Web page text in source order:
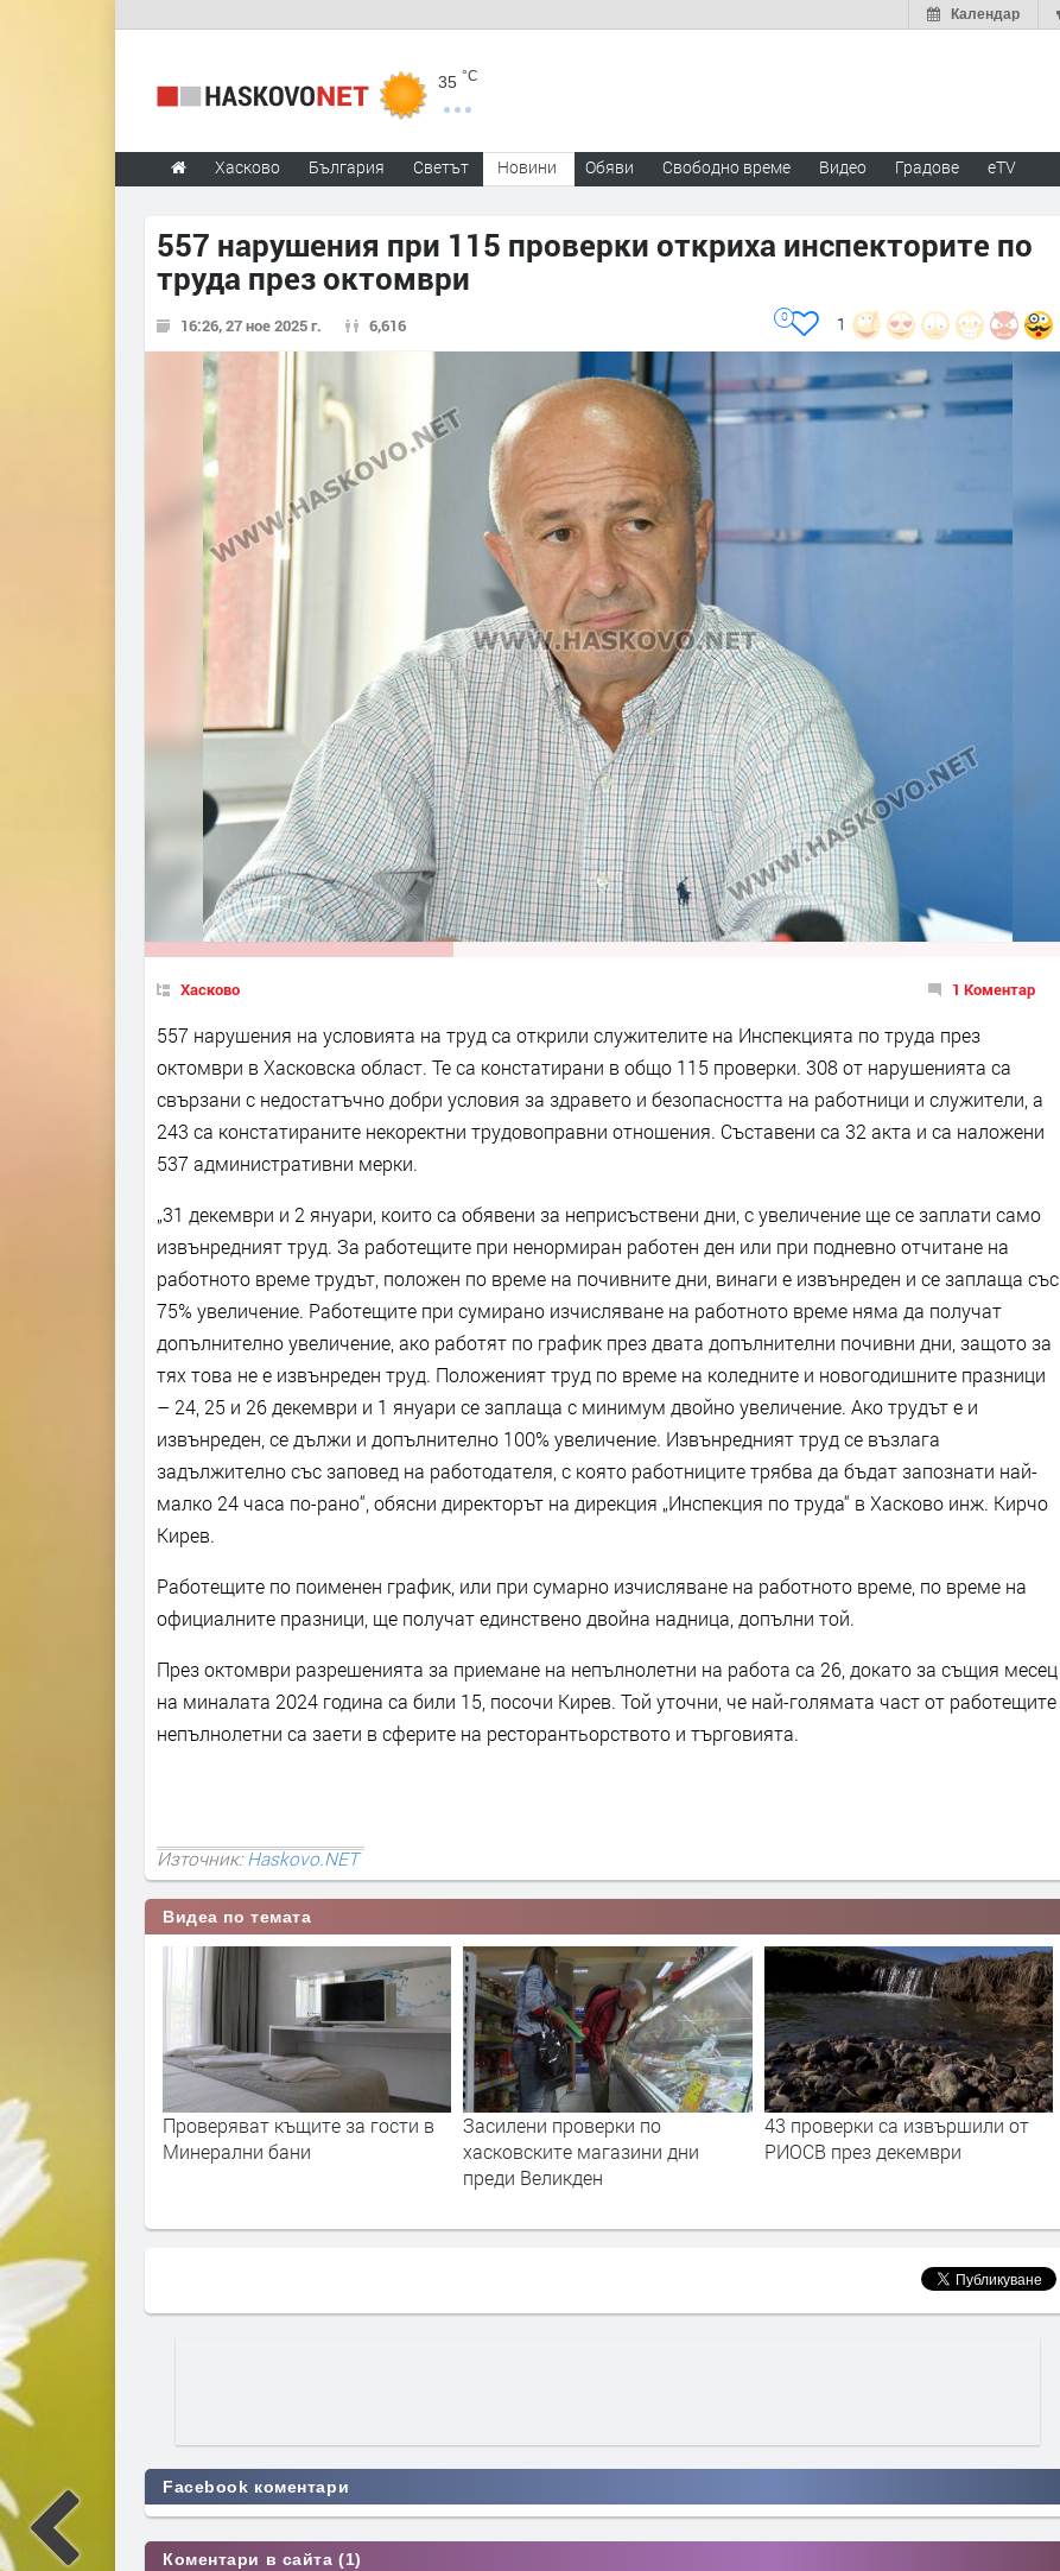
Календар
35 °C
Хасково България Светът Новини Обяви Свободно време Видео Градове eTV
557 нарушения при 115 проверки откриха инспекторите по
труда през октомври
16:26, 27 ное 2025 г. 6,616 1
0
Хасково 1 Коментар
557 нарушения на условията на труд са открили служителите на Инспекцията по труда през
октомври в Хасковска област. Те са констатирани в общо 115 проверки. 308 от нарушенията са
свързани с недостатъчно добри условия за здравето и безопасността на работници и служители, а
243 са констатираните некоректни трудовоправни отношения. Съставени са 32 акта и са наложени
537 административни мерки.
„31 декември и 2 януари, които са обявени за неприсъствени дни, с увеличение ще се заплати само
извънредният труд. За работещите при ненормиран работен ден или при подневно отчитане на
работното време трудът, положен по време на почивните дни, винаги е извънреден и се заплаща със
75% увеличение. Работещите при сумирано изчисляване на работното време няма да получат
допълнително увеличение, ако работят по график през двата допълнителни почивни дни, защото за
тях това не е извънреден труд. Положеният труд по време на коледните и новогодишните празници
– 24, 25 и 26 декември и 1 януари се заплаща с минимум двойно увеличение. Ако трудът е и
извънреден, се дължи и допълнително 100% увеличение. Извънредният труд се възлага
задължително със заповед на работодателя, с която работниците трябва да бъдат запознати най-
малко 24 часа по-рано“, обясни директорът на дирекция „Инспекция по труда“ в Хасково инж. Кирчо
Кирев.
Работещите по поименен график, или при сумарно изчисляване на работното време, по време на
официалните празници, ще получат единствено двойна надница, допълни той.
През октомври разрешенията за приемане на непълнолетни на работа са 26, докато за същия месец
на миналата 2024 година са били 15, посочи Кирев. Той уточни, че най-голямата част от работещите
непълнолетни са заети в сферите на ресторантьорството и търговията.
Източник:Haskovo.NET
Видеа по темата
за гости в
Засилени проверки по
хасковските магазини дни
43 проверки са извършили от
РИОСВ през декември
Засилени проверки в
Пампорово по празниците
Facebook коментари
Коментари в сайта (1)